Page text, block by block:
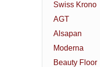
Swiss Krono
AGT
Alsapan
Moderna
Beauty Floor